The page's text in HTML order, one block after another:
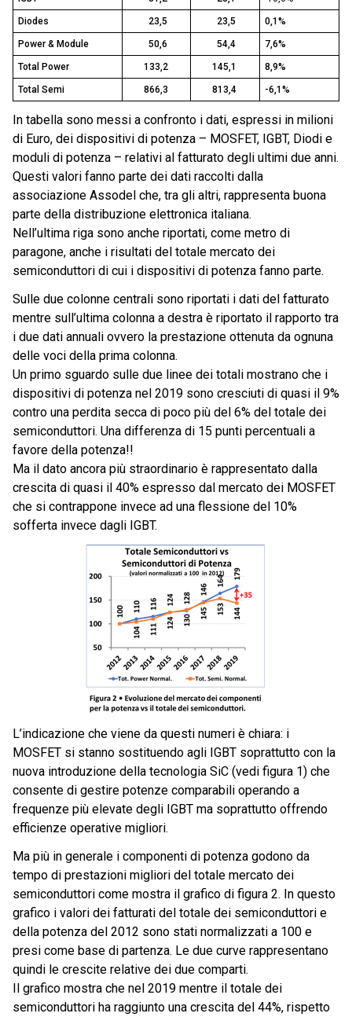
Diodes 23,5 23,5 0,1%
Power & Module 50,6 54,4 7,6%
Total Power 133,2 145,1 8,9%
Total Semi 866,3 813,4 -6,1%
In tabella sono messi a confronto i dati, espressi in milioni
di Euro, dei dispositivi di potenza – MOSFET, IGBT, Diodi e
moduli di potenza – relativi al fatturato degli ultimi due anni.
Questi valori fanno parte dei dati raccolti dalla
associazione Assodel che, tra gli altri, rappresenta buona
parte della distribuzione elettronica italiana.
Nell’ultima riga sono anche riportati, come metro di
paragone, anche i risultati del totale mercato dei
semiconduttori di cui i dispositivi di potenza fanno parte.
Sulle due colonne centrali sono riportati i dati del fatturato
mentre sull’ultima colonna a destra è riportato il rapporto tra
i due dati annuali ovvero la prestazione ottenuta da ognuna
delle voci della prima colonna.
Un primo sguardo sulle due linee dei totali mostrano che i
dispositivi di potenza nel 2019 sono cresciuti di quasi il 9%
contro una perdita secca di poco più del 6% del totale dei
semiconduttori. Una differenza di 15 punti percentuali a
favore della potenza!!
Ma il dato ancora più straordinario è rappresentato dalla
crescita di quasi il 40% espresso dal mercato dei MOSFET
che si contrappone invece ad una flessione del 10%
sofferta invece dagli IGBT.
L’indicazione che viene da questi numeri è chiara: i
MOSFET si stanno sostituendo agli IGBT soprattutto con la
nuova introduzione della tecnologia SiC (vedi figura 1) che
consente di gestire potenze comparabili operando a
frequenze più elevate degli IGBT ma soprattutto offrendo
efficienze operative migliori.
Ma più in generale i componenti di potenza godono da
tempo di prestazioni migliori del totale mercato dei
semiconduttori come mostra il grafico di figura 2. In questo
grafico i valori dei fatturati del totale dei semiconduttori e
della potenza del 2012 sono stati normalizzati a 100 e
presi come base di partenza. Le due curve rappresentano
quindi le crescite relative dei due comparti.
Il grafico mostra che nel 2019 mentre il totale dei
semiconduttori ha raggiunto una crescita del 44%, rispetto